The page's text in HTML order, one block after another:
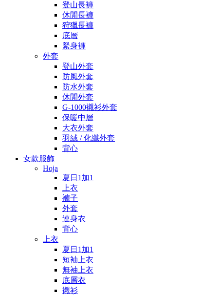
登山長褲
休閒長褲
狩獵長褲
底層
緊身褲
外套
登山外套
防風外套
防水外套
休閒外套
G-1000襯衫外套
保暖中層
大衣外套
羽絨 / 化纖外套
背心
女款服飾
Hoja
夏日1加1
上衣
褲子
外套
連身衣
背心
上衣
夏日1加1
短袖上衣
無袖上衣
底層衣
襯衫